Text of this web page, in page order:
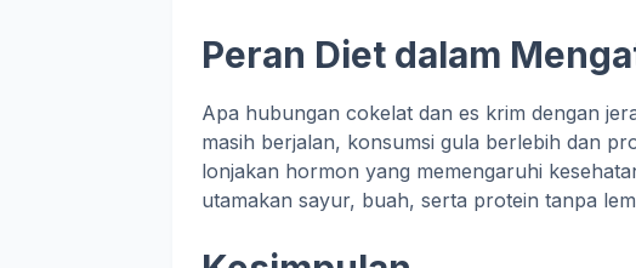
Peran Diet dalam
Apa hubungan cokelat dan es krim dengan
masih berjalan, konsumsi gula berlebih dan
lonjakan hormon yang memengaruhi
utamakan sayur, buah, serta protein tanpa